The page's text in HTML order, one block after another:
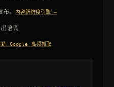
。
内容新鲜度引擎 →
语调
练 Google 高频抓取